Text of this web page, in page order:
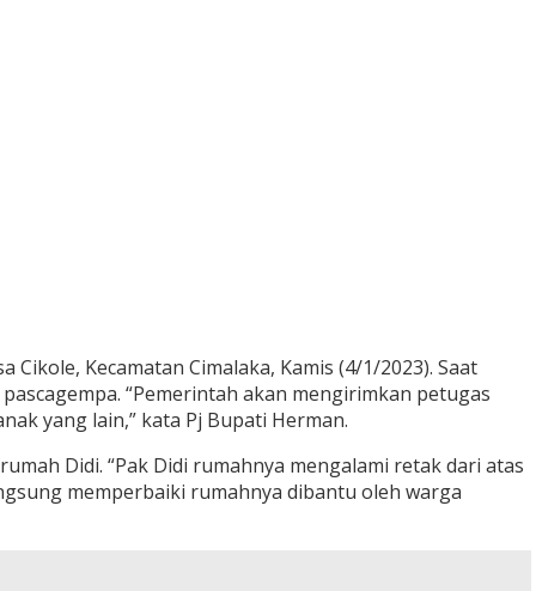
Kecamatan Cimalaka, Kamis (4/1/2023). Saat
“Pemerintah akan mengirimkan petugas
yang lain,” kata Pj Bupati Herman.
Didi. “Pak Didi rumahnya mengalami retak dari atas
memperbaiki rumahnya dibantu oleh warga